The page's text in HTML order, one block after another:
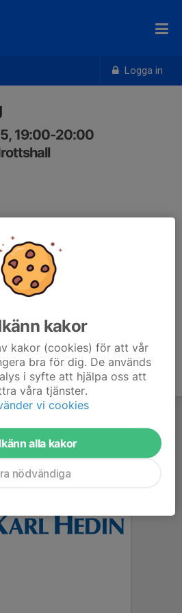
Logga in
19:00-20:00
kakor
kakor (cookies) för att vår
bra för dig. De används
i syfte att hjälpa oss att
våra tjänster.
vi cookies
alla kakor
nödvändiga